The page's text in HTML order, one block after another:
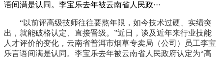
语间满是认同。李宝乐去年被云南省人民政···
“以前评高级技师往往要熬年限，如今技术过硬、实绩突
出，就能破格认定、直接晋级。”近日，谈及近年来行业技能
人才评价的变化，云南省普洱市烟草专卖局（公司）员工李宝
乐言语间满是认同。李宝乐去年被云南省人民政府认定为“高